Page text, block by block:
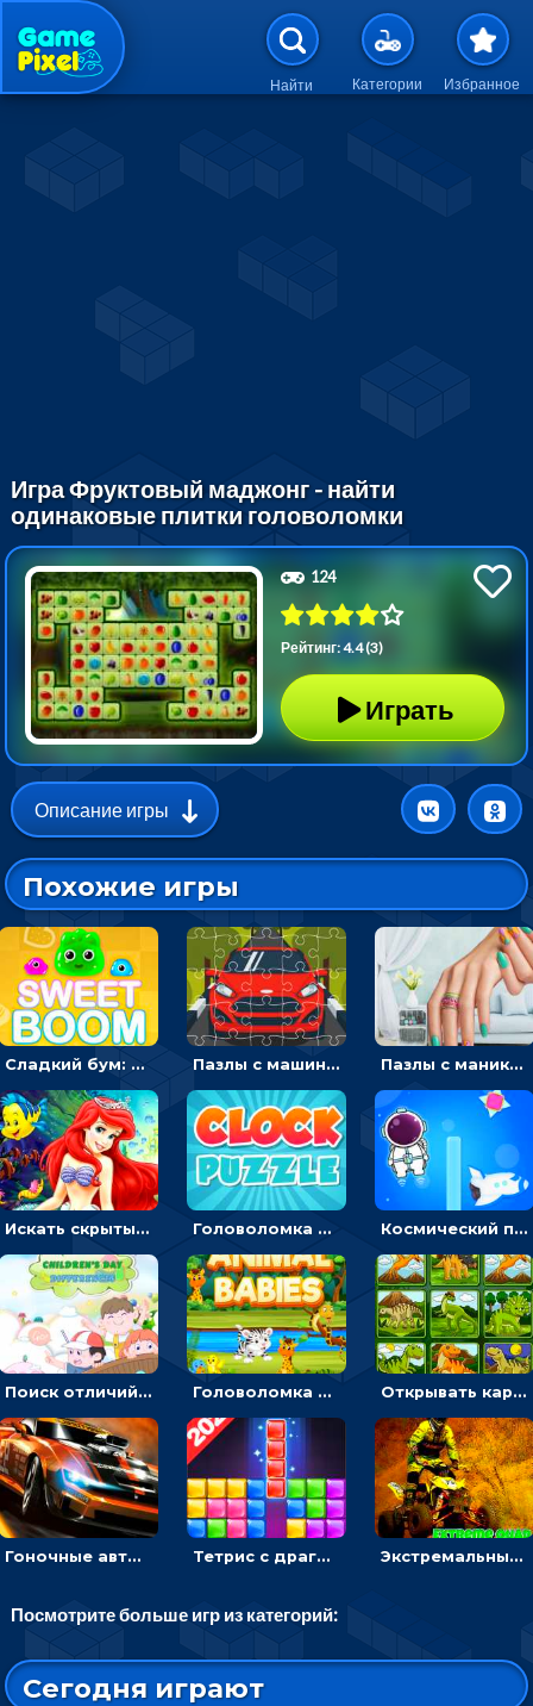
Перейти к основному
Найти Категории Избранное
Игра Фруктовый маджонг - найти
одинаковые плитки головоломки
124
Рейтинг: 4.4 (3)
Играть
Описание игры
Похожие игры
Сладкий бум: тапнуть, чтобы взорвать желейки - головоломка Пазлы с машинами Форд: собирать картинки и открывать новые Пазлы с маникюром: собери идеальный рисунок для ногтей
Искать скрытый алфавит на картинках с мультяшными героями - головоломка для детей Головоломка с часами для детей: читать время по циферблату Космический побег: двигать космонавта, чтобы попасть к кораблю
Поиск отличий на картинках с детьми - головоломка Головоломка Звери-малыши: открывай карточки по очереди, чтобы найти одинаковые Открывать картинки с динозаврами и складывать в пары по памяти - головоломка
Гоночные авто в пазлах: разбей картинку и собери снова Тетрис с драгоценными камнями: расставляй блоки, чтобы получить линию - головоломка Экстремальные пазлы с квадроциклами: собирать крутые тачки
Посмотрите больше игр из категорий:
Сегодня играют